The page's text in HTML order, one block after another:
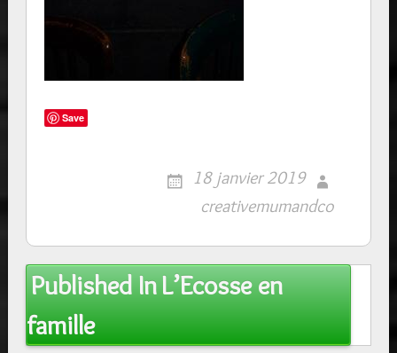
Save
18 janvier 2019
creativemumandco
Post
navigation
Published InL’Ecosse en
famille